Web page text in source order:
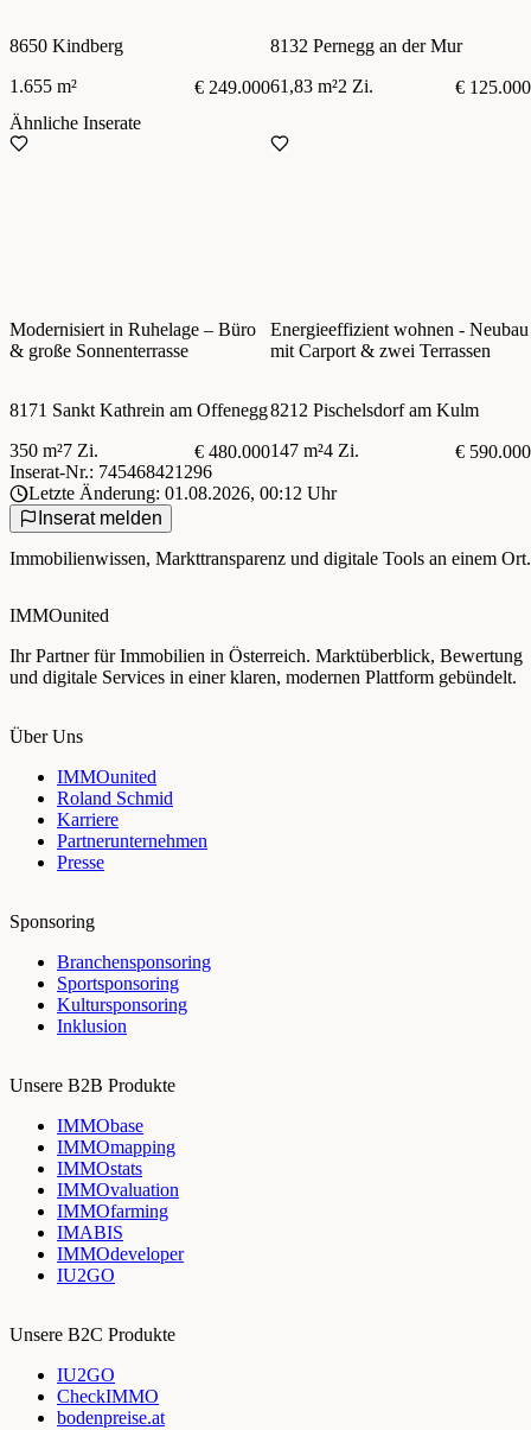
8650 Kindberg
1.655 m²
€ 249.000
8132 Pernegg an der Mur
61,83 m²2 Zi.
€ 125.000
Ähnliche Inserate
Modernisiert in Ruhelage – Büro
& große Sonnenterrasse
8171 Sankt Kathrein am Offenegg
350 m²7 Zi. € 480.000
Energieeffizient wohnen - Neubau
mit Carport & zwei Terrassen
8212 Pischelsdorf am Kulm
147 m²4 Zi.
€ 590.000
Inserat-Nr.: 745468421296
Letzte Änderung: 01.08.2026, 00:12 Uhr
Inserat melden
Immobilienwissen, Markttransparenz und digitale Tools an einem Ort.
IMMOunited
Ihr Partner für Immobilien in Österreich. Marktüberblick, Bewertung
und digitale Services in einer klaren, modernen Plattform gebündelt.
Über Uns
IMMOunited
Roland Schmid
Karriere
Partnerunternehmen
Presse
Sponsoring
Branchensponsoring
Sportsponsoring
Kultursponsoring
Inklusion
Unsere B2B Produkte
IMMObase
IMMOmapping
IMMOstats
IMMOvaluation
IMMOfarming
IMABIS
IMMOdeveloper
IU2GO
Unsere B2C Produkte
IU2GO
CheckIMMO
bodenpreise.at